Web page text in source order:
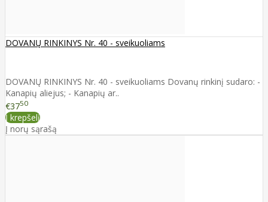
DOVANŲ RINKINYS Nr. 40 - sveikuoliams
DOVANŲ RINKINYS Nr. 40 - sveikuoliams Dovanų rinkinį sudaro: -
Kanapių aliejus; - Kanapių ar..
€3750
Į krepšelį
Į norų sąrašą